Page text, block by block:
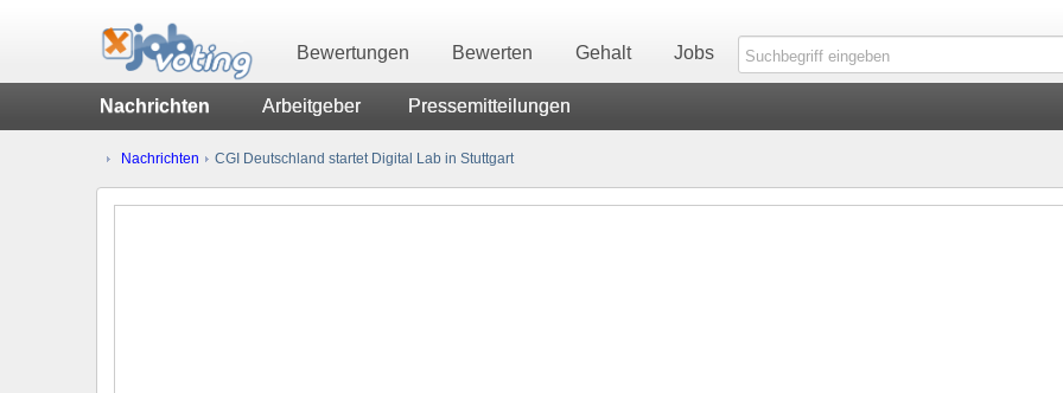
Bewertungen Bewerten Gehalt Jobs
Nachrichten Arbeitgeber Pressemitteilungen
Nachrichten CGI Deutschland startet Digital Lab in Stuttgart